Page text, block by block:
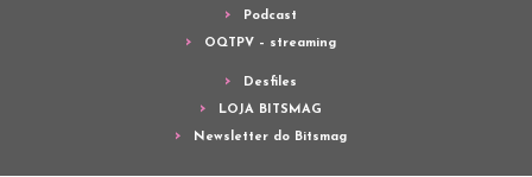
Podcast
OQTPV – streaming
Desfiles
LOJA BITSMAG
Newsletter do Bitsmag